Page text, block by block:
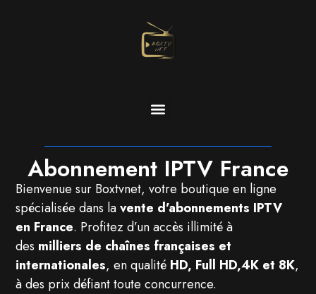
Abonnement IPTV France
Bienvenue sur Boxtvnet, votre boutique en ligne
spécialisée dans lavente d’abonnements IPTV
en France. Profitez d’un accès illimité à
des milliers de chaînes françaises et
internationales, en qualité HD, Full HD,4K et 8K,
à des prix défiant toute concurrence.